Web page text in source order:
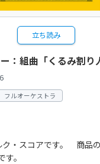
立ち読み
：組曲「くるみ割り
フルオーケストラ
ク・スコアです。 商品
。